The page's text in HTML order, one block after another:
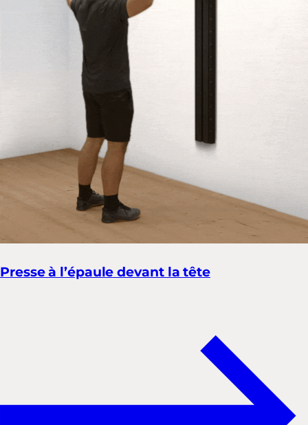
Presse à l’épaule devant la tête